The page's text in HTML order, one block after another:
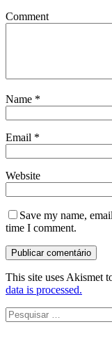
Comment
Name *
Email *
Website
Save my name,
time I comment.
This site uses Akismet
data is processed.
Pesquisar
por: